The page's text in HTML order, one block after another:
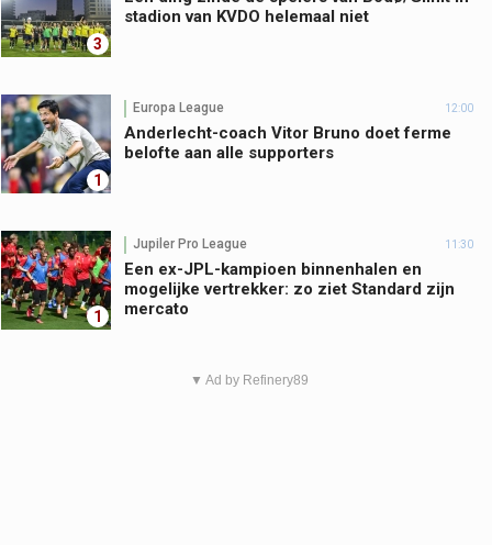
3
stadion van KVDO helemaal niet
1
Europa League 12:00
Anderlecht-coach Vitor Bruno doet ferme
belofte aan alle supporters
1
Jupiler Pro League 11:30
Een ex-JPL-kampioen binnenhalen en
mogelijke vertrekker: zo ziet Standard zijn
mercato
▼ Ad by Refinery89